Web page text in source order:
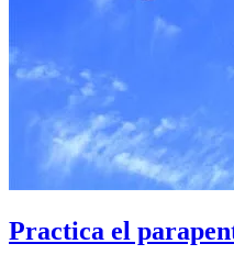
Practica el